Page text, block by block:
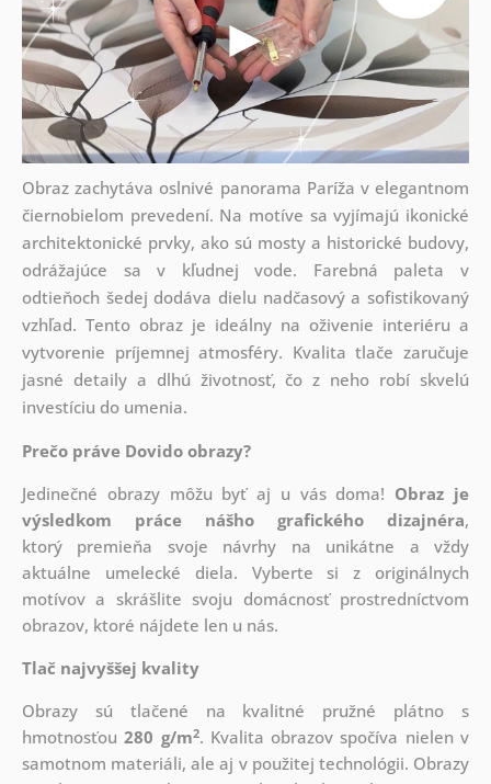
Obraz zachytáva oslnivé panorama Paríža v elegantnom
čiernobielom prevedení. Na motíve sa vyjímajú ikonické
architektonické prvky, ako sú mosty a historické budovy,
odrážajúce sa v kľudnej vode. Farebná paleta v
odtieňoch šedej dodáva dielu nadčasový a sofistikovaný
vzhľad. Tento obraz je ideálny na oživenie interiéru a
vytvorenie príjemnej atmosféry. Kvalita tlače zaručuje
jasné detaily a dlhú životnosť, čo z neho robí skvelú
investíciu do umenia.
Prečo práve Dovido obrazy?
Jedinečné obrazy môžu byť aj u vás doma! Obraz je
výsledkom práce nášho grafického dizajnéra,
ktorý premieňa svoje návrhy na unikátne a vždy
aktuálne umelecké diela. Vyberte si z originálnych
motívov a skrášlite svoju domácnosť prostredníctvom
obrazov, ktoré nájdete len u nás.
Tlač najvyššej kvality
Obrazy sú tlačené na kvalitné pružné plátno s
hmotnosťou280 g/m2. Kvalita obrazov spočíva nielen v
samotnom materiáli, ale aj v použitej technológii. Obrazy